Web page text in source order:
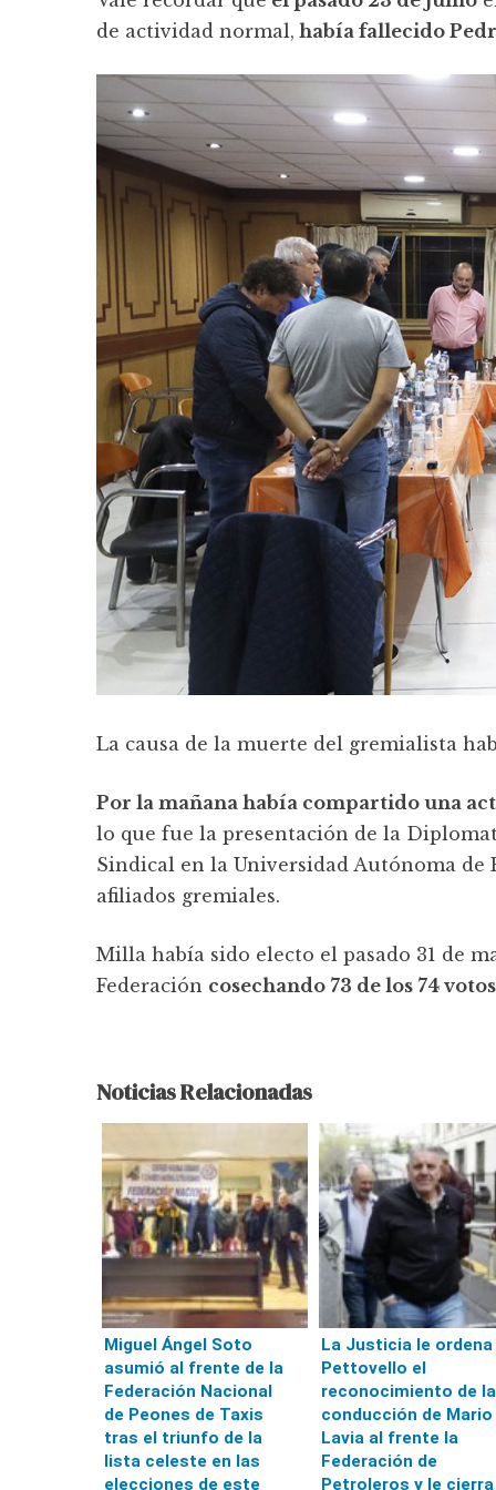
de actividad normal, había fallecido
La causa de la muerte del gremialista
Por la mañana había compartido una
lo que fue la presentación de la
Sindical en la Universidad Autónoma de
afiliados gremiales.
Milla había sido electo el pasado 31 de
Federación cosechando 73 de los 74
Noticias Relacionadas
Miguel Ángel Soto
asumió al frente de la
Federación Nacional
de Peones de Taxis
tras el triunfo de la
lista celeste en las
elecciones de este
La Justicia le ordena
Pettovello el
reconocimiento de la
conducción de Mario
Lavia al frente la
Federación de
Petroleros y le cierra